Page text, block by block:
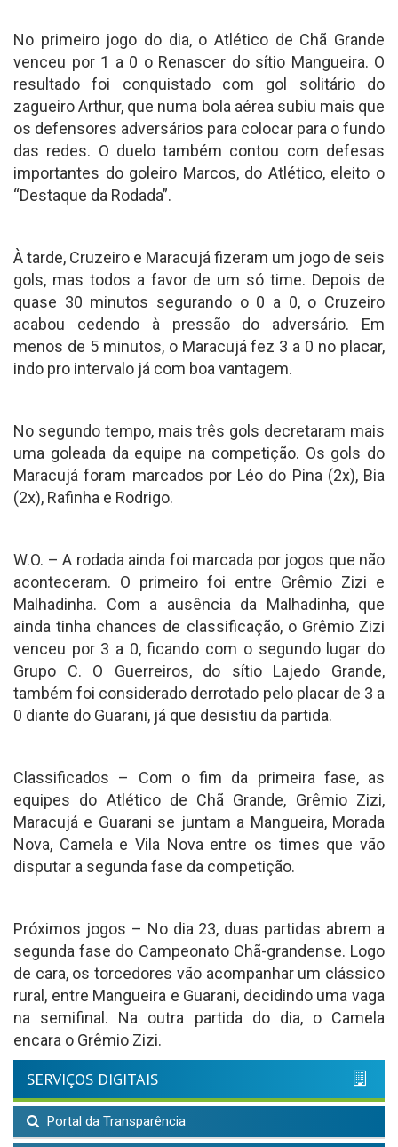
No primeiro jogo do dia, o Atlético de Chã Grande
venceu por 1 a 0 o Renascer do sítio Mangueira. O
resultado foi conquistado com gol solitário do
zagueiro Arthur, que numa bola aérea subiu mais que
os defensores adversários para colocar para o fundo
das redes. O duelo também contou com defesas
importantes do goleiro Marcos, do Atlético, eleito o
“Destaque da Rodada”.
À tarde, Cruzeiro e Maracujá fizeram um jogo de seis
gols, mas todos a favor de um só time. Depois de
quase 30 minutos segurando o 0 a 0, o Cruzeiro
acabou cedendo à pressão do adversário. Em
menos de 5 minutos, o Maracujá fez 3 a 0 no placar,
indo pro intervalo já com boa vantagem.
No segundo tempo, mais três gols decretaram mais
uma goleada da equipe na competição. Os gols do
Maracujá foram marcados por Léo do Pina (2x), Bia
(2x), Rafinha e Rodrigo.
W.O. – A rodada ainda foi marcada por jogos que não
aconteceram. O primeiro foi entre Grêmio Zizi e
Malhadinha. Com a ausência da Malhadinha, que
ainda tinha chances de classificação, o Grêmio Zizi
venceu por 3 a 0, ficando com o segundo lugar do
Grupo C. O Guerreiros, do sítio Lajedo Grande,
também foi considerado derrotado pelo placar de 3 a
0 diante do Guarani, já que desistiu da partida.
Classificados – Com o fim da primeira fase, as
equipes do Atlético de Chã Grande, Grêmio Zizi,
Maracujá e Guarani se juntam a Mangueira, Morada
Nova, Camela e Vila Nova entre os times que vão
disputar a segunda fase da competição.
Próximos jogos – No dia 23, duas partidas abrem a
segunda fase do Campeonato Chã-grandense. Logo
de cara, os torcedores vão acompanhar um clássico
rural, entre Mangueira e Guarani, decidindo uma vaga
na semifinal. Na outra partida do dia, o Camela
encara o Grêmio Zizi.
SERVIÇOS DIGITAIS
Portal da Transparência